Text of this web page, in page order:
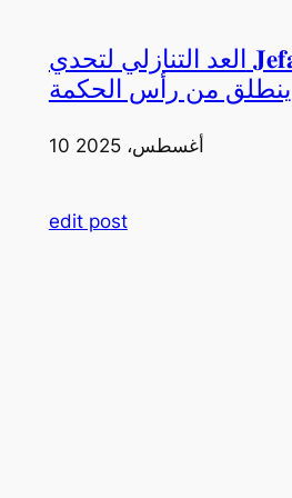
العد التنازلي لتحدي 𝐉𝐞𝐟𝐚𝐢𝐫𝐚 𝟒𝐱𝟒
ينطلق من رأس الحكمة
10 أغسطس، 2025
edit post